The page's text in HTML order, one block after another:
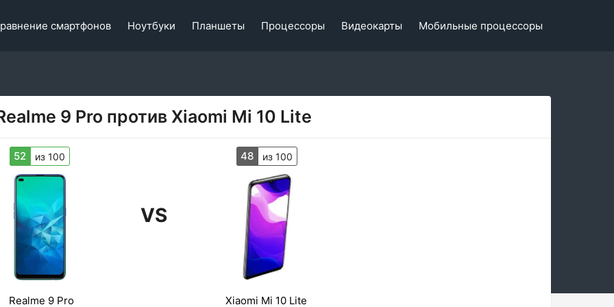
смартфонов Ноутбуки Планшеты Процессоры Видеокарты Мобильные процессоры
9 Pro против Xiaomi Mi 10 Lite
52 из 100
VS
48 из 100
Realme 9 Pro Xiaomi Mi 10 Lite